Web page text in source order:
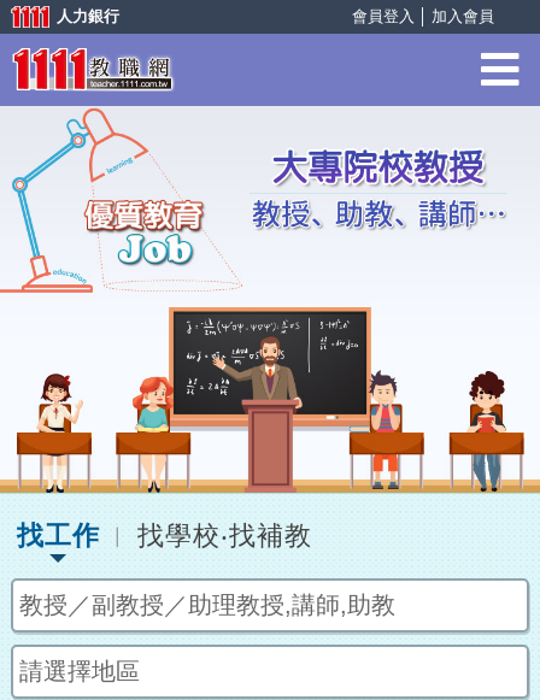
會員登入 加入會員
人力銀行
找工作 ︱ 找學校‧找補教